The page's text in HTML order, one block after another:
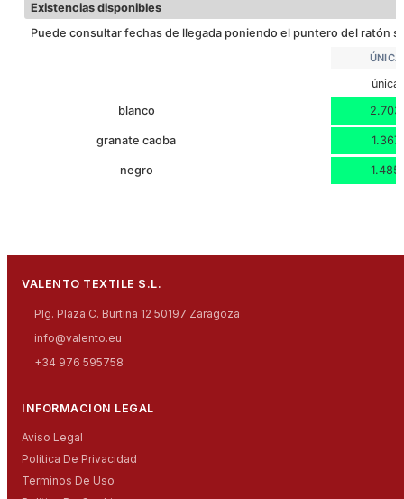
Existencias disponibles
Puede consultar fechas de llegada poniendo el puntero del ratón
ÚNICA
única
blanco
2.703
granate caoba 1.367
negro 1.485
VALENTO TEXTILE S.L.
Plg. Plaza C. Burtina 12 50197 Zaragoza
info@valento.eu
+34 976 595758
INFORMACION LEGAL
Aviso Legal
Politica De Privacidad
Terminos De Uso